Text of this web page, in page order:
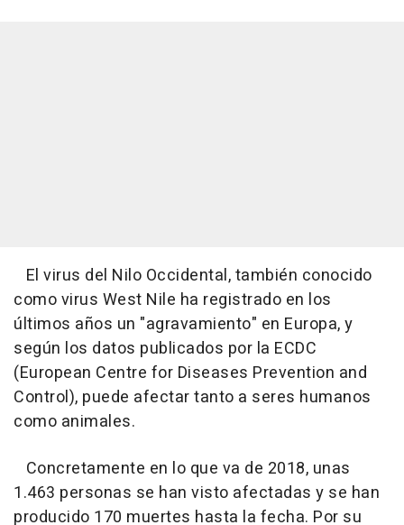
El virus del Nilo Occidental, también conocido
como virus West Nile ha registrado en los
últimos años un "agravamiento" en Europa, y
según los datos publicados por la ECDC
(European Centre for Diseases Prevention and
Control), puede afectar tanto a seres humanos
como animales.
Concretamente en lo que va de 2018, unas
1.463 personas se han visto afectadas y se han
producido 170 muertes hasta la fecha. Por su